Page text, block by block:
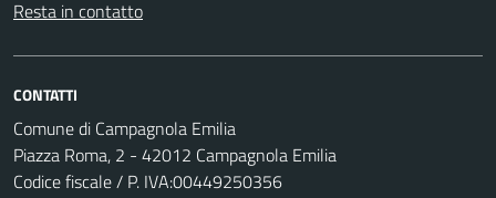
Resta in contatto
CONTATTI
Comune di Campagnola Emilia
Piazza Roma, 2 - 42012 Campagnola Emilia
Codice fiscale / P. IVA:00449250356